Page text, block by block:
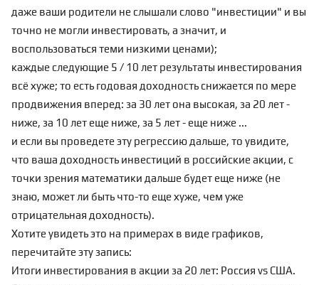
даже ваши родители не слышали слово "инвестиции" и вы
точно не могли инвестировать, а значит, и
воспользоваться теми низкими ценами);
каждые следующие 5 / 10 лет результаты инвестирования
всё хуже; то есть годовая доходность снижается по мере
продвижения вперед: за 30 лет она высокая, за 20 лет -
ниже, за 10 лет еще ниже, за 5 лет - еще ниже ...
и если вы проведете эту регрессию дальше, то увидите,
что ваша доходность инвестиций в российские акции, с
точки зрения математики дальше будет еще ниже (не
знаю, может ли быть что-то еще хуже, чем уже
отрицательная доходность).
Хотите увидеть это на примерах в виде графиков,
перечитайте эту запись:
Итоги инвестирования в акции за 20 лет: Россия vs США.